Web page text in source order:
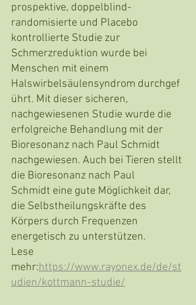
prospektive, doppelblind-
randomisierte und Placebo
kontrollierte Studie zur
Schmerzreduktion wurde bei
Menschen mit einem
Halswirbelsäulensyndrom durchgef
ührt. Mit dieser sicheren,
nachgewiesenen Studie wurde die
erfolgreiche Behandlung mit der
Bioresonanz nach Paul Schmidt
nachgewiesen. Auch bei Tieren stellt
die Bioresonanz nach Paul
Schmidt eine gute Möglichkeit dar,
die Selbstheilungskräfte des
Körpers durch Frequenzen
energetisch zu unterstützen.
Lese
mehr:https://www.rayonex.de/de/st
udien/kottmann-studie/